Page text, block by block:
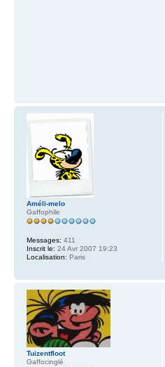
Améli-melo
Gaffophile
Messages: 411
Inscrit le: 24 Avr 2007 19:23
Localisation: Paris
Tuizentfloot
Gaffocinglé